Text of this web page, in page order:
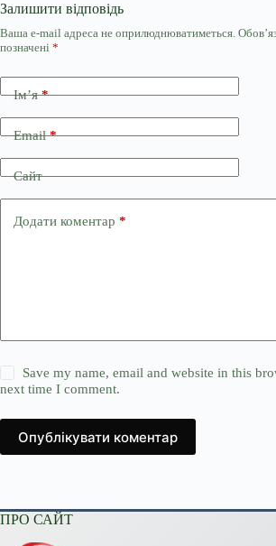
Залишити відповідь
Ваша e-mail адреса не оприлюднюватиметься.
позначені *
Ім’я*
Email*
Сайт
Додати коментар *
Save my name, email and website in this
next time I comment.
Опублікувати коментар
ПРО САЙТ